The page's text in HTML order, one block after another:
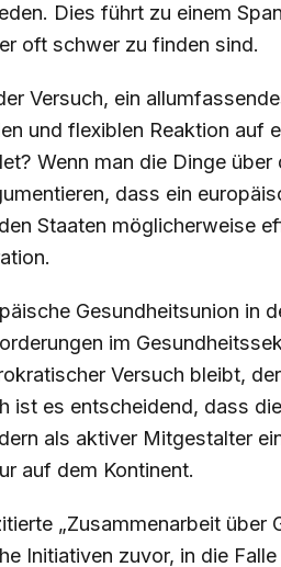
Dies führt zu einem
oft schwer zu finden sind.
Versuch, ein
und flexiblen Reaktion auf
Wenn man die Dinge über
dass ein
Staaten möglicherweise
Gesundheitsunion in
im
Versuch bleibt,
ist es entscheidend, dass
als aktiver Mitgestalter
auf dem Kontinent.
„Zusammenarbeit über
Initiativen zuvor, in die